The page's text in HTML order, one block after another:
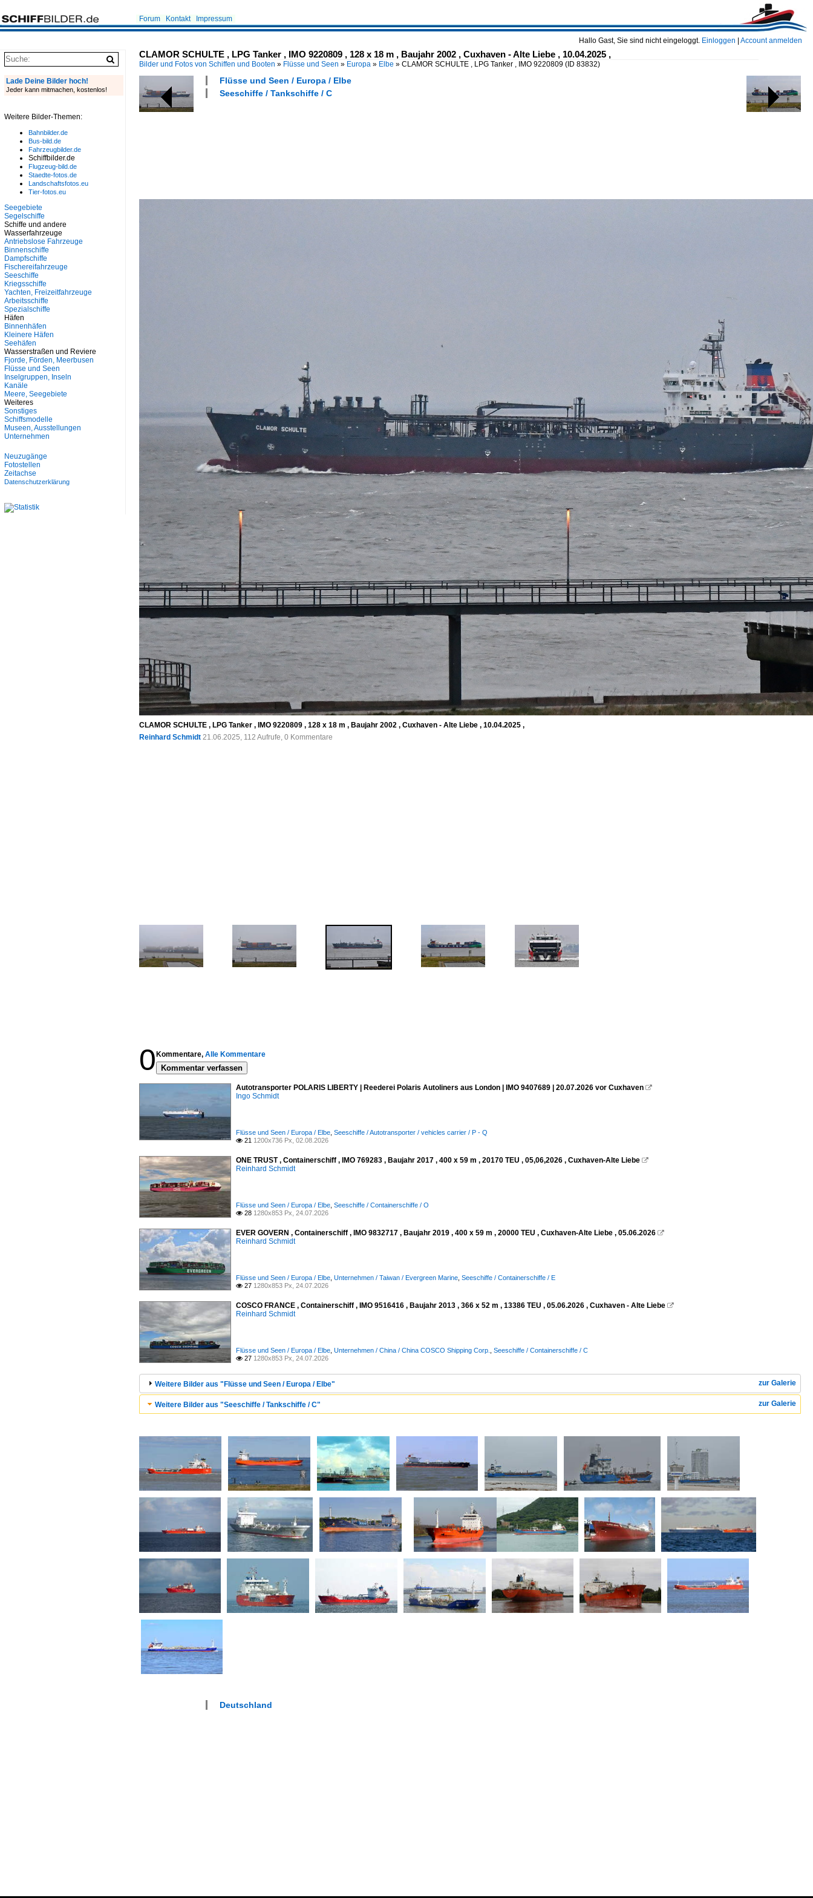
Hallo Gast, Sie sind nicht eingeloggt. Einloggen Account anmelden
Forum Kontakt Impressum
CLAMOR SCHULTE , LPG Tanker , IMO 9220809 , 128 x 18 m , Baujahr 2002 , Cuxhaven - Alte Liebe , 10.04.2025 ,
Bilder und Fotos von Schiffen und Booten » Flüsse und Seen » Europa » Elbe » CLAMOR SCHULTE , LPG Tanker , IMO 9220809 (ID 83832)
Flüsse und Seen / Europa / Elbe
Seeschiffe / Tankschiffe / C
CLAMOR SCHULTE , LPG Tanker , IMO 9220809 , 128 x 18 m , Baujahr 2002 , Cuxhaven - Alte Liebe , 10.04.2025 ,
Reinhard Schmidt 21.06.2025, 112 Aufrufe, 0 Kommentare
0 Kommentare, Alle Kommentare
Kommentar verfassen
Autotransporter POLARIS LIBERTY | Reederei Polaris Autoliners aus London | IMO 9407689 | 20.07.2026 vor Cuxhaven 
Ingo Schmidt
Flüsse und Seen / Europa / Elbe Seeschiffe / Autotransporter / vehicles carrier / P - Q
 21 1200x736 Px, 02.08.2026
ONE TRUST , Containerschiff , IMO 769283 , Baujahr 2017 , 400 x 59 m , 20170 TEU , 05,06,2026 , Cuxhaven-Alte Liebe 
Reinhard Schmidt
Flüsse und Seen / Europa / Elbe Seeschiffe / Containerschiffe / O
 28 1280x853 Px, 24.07.2026
EVER GOVERN , Containerschiff , IMO 9832717 , Baujahr 2019 , 400 x 59 m , 20000 TEU , Cuxhaven-Alte Liebe , 05.06.2026 
Reinhard Schmidt
Flüsse und Seen / Europa / Elbe Unternehmen / Taiwan / Evergreen Marine Seeschiffe / Containerschiffe / E
 27 1280x853 Px, 24.07.2026
COSCO FRANCE , Containerschiff , IMO 9516416 , Baujahr 2013 , 366 x 52 m , 13386 TEU , 05.06.2026 , Cuxhaven - Alte Liebe 
Reinhard Schmidt
Flüsse und Seen / Europa / Elbe Unternehmen / China / China COSCO Shipping Corp. Seeschiffe / Containerschiffe / C
 27 1280x853 Px, 24.07.2026
zur Galerie
Weitere Bilder aus "Flüsse und Seen / Europa / Elbe"
zur Galerie
Weitere Bilder aus "Seeschiffe / Tankschiffe / C"
Deutschland
Lade Deine Bilder hoch!
Jeder kann mitmachen, kostenlos!
Weitere Bilder-Themen:
Bahnbilder.de
Bus-bild.de
Fahrzeugbilder.de
Schiffbilder.de
Flugzeug-bild.de
Staedte-fotos.de
Landschaftsfotos.eu
Tier-fotos.eu
Seegebiete
Segelschiffe
Schiffe und andere
Wasserfahrzeuge
Antriebslose Fahrzeuge
Binnenschiffe
Dampfschiffe
Fischereifahrzeuge
Seeschiffe
Kriegsschiffe
Yachten, Freizeitfahrzeuge
Arbeitsschiffe
Spezialschiffe
Häfen
Binnenhäfen
Kleinere Häfen
Seehäfen
Wasserstraßen und Reviere
Fjorde, Förden, Meerbusen
Flüsse und Seen
Inselgruppen, Inseln
Kanäle
Meere, Seegebiete
Weiteres
Sonstiges
Schiffsmodelle
Museen, Ausstellungen
Unternehmen
Neuzugänge
Fotostellen
Zeitachse
Datenschutzerklärung